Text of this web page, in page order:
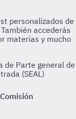
de Parte general de
(SEAL)